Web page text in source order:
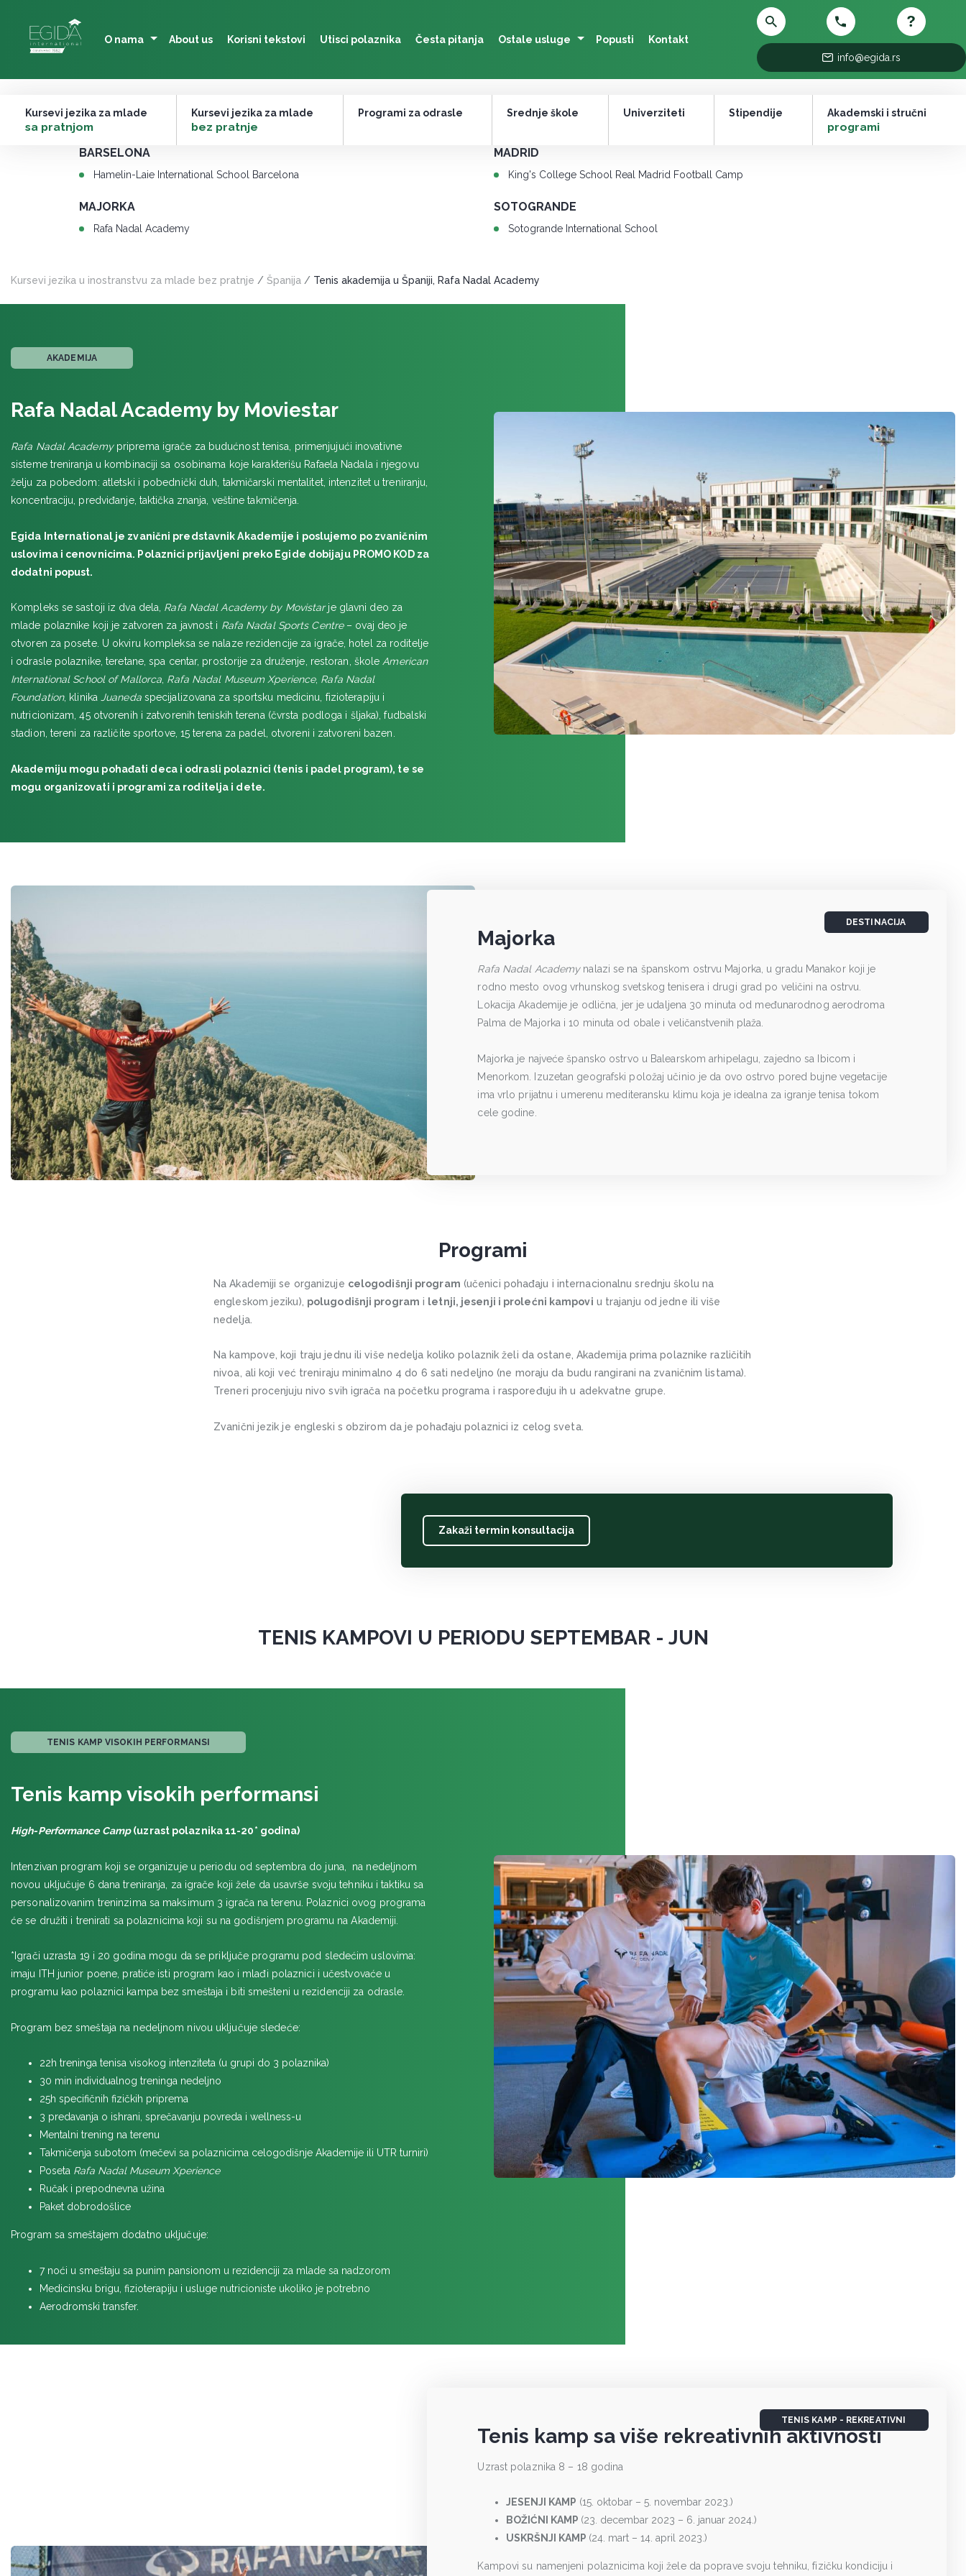
content
O nama About us Korisni tekstovi Utisci polaznika Česta pitanja Ostale usluge Popusti
Kontakt
info@egida.rs
Kursevi jezika za mlade
–
sa pratnjom
Kursevi jezika za mlade
–
bez pratnje
Programi za odrasle Srednje škole Univerziteti Stipendije Akademski i stručni
–
programi
Ostali sportski kampovi
BARSELONA
Hamelin-Laie International School Barcelona
MADRID
King's College School Real Madrid Football Camp
MAJORKA
Rafa Nadal Academy
SOTOGRANDE
Sotogrande International School
Kursevi jezika u inostranstvu za mlade bez pratnje / Španija / Tenis akademija u Španiji, Rafa Nadal Academy
AKADEMIJA
Rafa Nadal Academy by Moviestar
Rafa Nadal Academypriprema igrače za budućnost tenisa, primenjujući inovativne
sisteme treniranja u kombinaciji sa osobinama koje karakterišu Rafaela Nadala i njegovu
želju za pobedom: atletski i pobednički duh, takmičarski mentalitet, intenzitet u treniranju,
koncentraciju, predviđanje, taktička znanja, veštine takmičenja.
Egida International je zvanični predstavnik Akademije i poslujemo po zvaničnim
uslovima i cenovnicima. Polaznici prijavljeni preko Egide dobijaju PROMO KOD za
dodatni popust.
Kompleks se sastoji iz dva dela, Rafa Nadal Academy by Movistarje glavni deo za
mlade polaznike koji je zatvoren za javnost i Rafa Nadal Sports Centre– ovaj deo je
otvoren za posete. U okviru kompleksa se nalaze rezidencije za igrače, hotel za roditelje
i odrasle polaznike, teretane, spa centar, prostorije za druženje, restoran, škole American
International School of Mallorca Rafa Nadal Museum Xperience, Rafa Nadal
Foundation, klinika Juanedaspecijalizovana za sportsku medicinu, fizioterapiju i
nutricionizam, 45 otvorenih i zatvorenih teniskih terena (čvrsta podloga i šljaka), fudbalski
stadion, tereni za različite sportove, 15 terena za padel, otvoreni i zatvoreni bazen.
Akademiju mogu pohađati deca i odrasli polaznici (tenis i padel program), te se
mogu organizovati i programi za roditelja i dete.
DESTINACIJA
Majorka
Rafa Nadal Academynalazi se na španskom ostrvu Majorka, u gradu Manakor koji je
rodno mesto ovog vrhunskog svetskog tenisera i drugi grad po veličini na ostrvu.
Lokacija Akademije je odlična, jer je udaljena 30 minuta od međunarodnog aerodroma
Palma de Majorka i 10 minuta od obale i veličanstvenih plaža.
Majorka je najveće špansko ostrvo u Balearskom arhipelagu, zajedno sa Ibicom i
Menorkom. Izuzetan geografski položaj učinio je da ovo ostrvo pored bujne vegetacije
ima vrlo prijatnu i umerenu mediteransku klimu koja je idealna za igranje tenisa tokom
cele godine.
Programi
Na Akademiji se organizuje celogodišnji program (učenici pohađaju i internacionalnu srednju školu na
engleskom jeziku), polugodišnji program i letnji, jesenji i prolećni kampovi u trajanju od jedne ili više
nedelja.
Na kampove, koji traju jednu ili više nedelja koliko polaznik želi da ostane, Akademija prima polaznike različitih
nivoa, ali koji već treniraju minimalno 4 do 6 sati nedeljno (ne moraju da budu rangirani na zvaničnim listama).
Treneri procenjuju nivo svih igrača na početku programa i raspoređuju ih u adekvatne grupe.
Zvanični jezik je engleski s obzirom da je pohađaju polaznici iz celog sveta.
Zakaži termin konsultacija
TENIS KAMPOVI U PERIODU SEPTEMBAR - JUN
TENIS KAMP VISOKIH PERFORMANSI
Tenis kamp visokih performansi
High-Performance Camp(uzrast polaznika 11-20* godina)
Intenzivan program koji se organizuje u periodu od septembra do juna, na nedeljnom
novou uključuje 6 dana treniranja, za igrače koji žele da usavrše svoju tehniku i taktiku sa
personalizovanim treninzima sa maksimum 3 igrača na terenu. Polaznici ovog programa
će se družiti i trenirati sa polaznicima koji su na godišnjem programu na Akademiji.
*Igrači uzrasta 19 i 20 godina mogu da se priključe programu pod sledećim uslovima:
imaju ITH junior poene, pratiće isti program kao i mlađi polaznici i učestvovaće u
programu kao polaznici kampa bez smeštaja i biti smešteni u rezidenciji za odrasle.
Program bez smeštaja na nedeljnom nivou uključuje sledeće:
22h treninga tenisa visokog intenziteta (u grupi do 3 polaznika)
30 min individualnog treninga nedeljno
25h specifičnih fizičkih priprema
3 predavanja o ishrani, sprečavanju povreda i wellness-u
Mentalni trening na terenu
Takmičenja subotom (mečevi sa polaznicima celogodišnje Akademije ili UTR turniri)
Poseta Rafa Nadal Museum Xperience
Ručak i prepodnevna užina
Paket dobrodošlice
Program sa smeštajem dodatno uključuje:
7 noći u smeštaju sa punim pansionom u rezidenciji za mlade sa nadzorom
Medicinsku brigu, fizioterapiju i usluge nutricioniste ukoliko je potrebno
Aerodromski transfer.
TENIS KAMP - REKREATIVNI
Tenis kamp sa više rekreativnih aktivnosti
Uzrast polaznika 8 – 18 godina
JESENJI KAMP (15. oktobar – 5. novembar 2023.)
BOŽIĆNI KAMP (23. decembar 2023 – 6. januar 2024.)
USKRŠNJI KAMP (24. mart – 14. april 2023.)
Kampovi su namenjeni polaznicima koji žele da poprave svoju tehniku, fizičku kondiciju i